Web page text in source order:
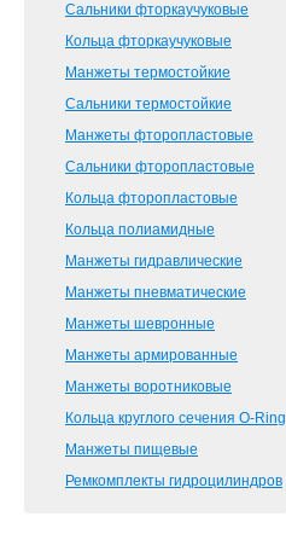
Сальники фторкаучуковые
Кольца фторкаучуковые
Манжеты термостойкие
Сальники термостойкие
Манжеты фторопластовые
Сальники фторопластовые
Кольца фторопластовые
Кольца полиамидные
Манжеты гидравлические
Манжеты пневматические
Манжеты шевронные
Манжеты армированные
Манжеты воротниковые
Кольца круглого сечения O-Ring
Манжеты пищевые
Ремкомплекты гидроцилиндров